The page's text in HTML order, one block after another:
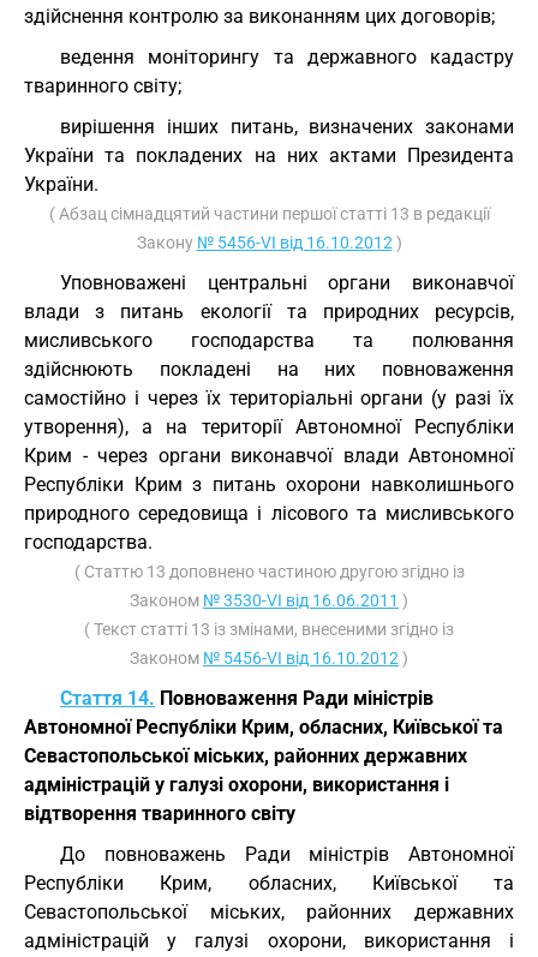
здійснення контролю за виконанням цих договорів;
ведення моніторингу та державного кадастру
тваринного світу;
вирішення інших питань, визначених законами
України та покладених на них актами Президента
України.
( Абзац сімнадцятий частини першої статті 13 в редакції
Закону № 5456-VI від 16.10.2012 )
Уповноважені центральні органи виконавчої
влади з питань екології та природних ресурсів,
мисливського господарства та полювання
здійснюють покладені на них повноваження
самостійно і через їх територіальні органи (у разі їх
утворення), а на території Автономної Республіки
Крим - через органи виконавчої влади Автономної
Республіки Крим з питань охорони навколишнього
природного середовища і лісового та мисливського
господарства.
( Статтю 13 доповнено частиною другою згідно із
Законом № 3530-VI від 16.06.2011 )
( Текст статті 13 із змінами, внесеними згідно із
Законом № 5456-VI від 16.10.2012 )
Стаття 14. Повноваження Ради міністрів
Автономної Республіки Крим, обласних, Київської та
Севастопольської міських, районних державних
адміністрацій у галузі охорони, використання і
відтворення тваринного світу
До повноважень Ради міністрів Автономної
Республіки Крим, обласних, Київської та
Севастопольської міських, районних державних
адміністрацій у галузі охорони, використання і